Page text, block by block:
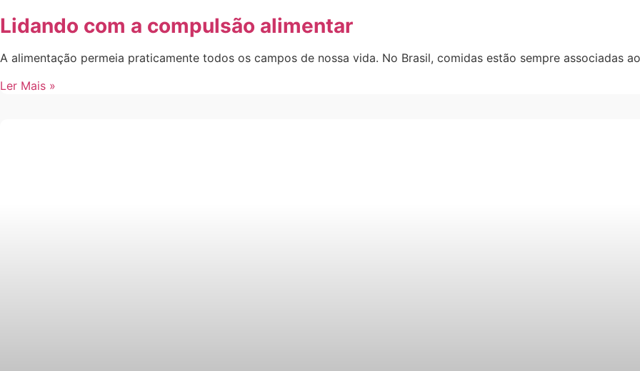
Lidando com a compulsão alimentar
A alimentação permeia praticamente todos os campos de nossa vida. No Brasil, comidas estão sempre associadas
Ler Mais »